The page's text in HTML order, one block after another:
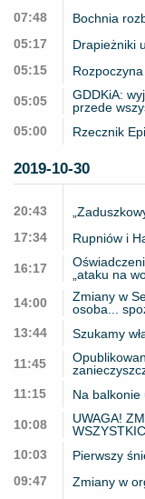
07:48
Bochnia
05:17
Drapieżniki
05:15
05:05
GDDKiA:
przede
05:00
Rzecznik
2019-10-30
20:43
17:34
Rupniów i
16:17
„ataku na
14:00
Zmiany w
osoba...
13:44
Szukamy
11:45
11:15
Na balkonie
10:08
UWAGA!
10:03
Pierwszy
09:47
Zmiany w